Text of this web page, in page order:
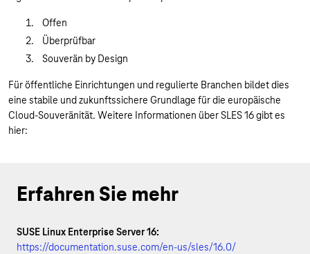
Offen
Überprüfbar
Souverän by Design
Für öffentliche Einrichtungen und regulierte Branchen bildet dies
eine stabile und zukunftssichere Grundlage für die europäische
Cloud-Souveränität. Weitere Informationen über SLES 16 gibt es
hier:
Erfahren Sie mehr
SUSE Linux Enterprise Server 16:
https://documentation.suse.com/en-us/sles/16.0/